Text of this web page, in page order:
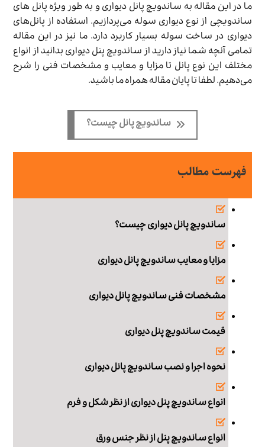
ما در این مقاله به ساندویچ پانل دیواری و به طور ویژه پانل های
ساندویچی از نوع دیواری سوله می‌پردازیم. استفاده از پانل‌های
دیواری در ساخت سوله بسیار کاربرد دارد. ما نیز در این مقاله
تمامی آنچه شما نیاز دارید از ساندویچ پنل دیواری بدانید از انواع
مختلف این نوع پانل تا مزایا و معایب و مشخصات فنی را شرح
می‌دهیم. لطفا تا پایان مقاله همراه ما باشید.
ساندویچ پانل چیست؟
فهرست مطالب
ساندویچ پانل دیواری چیست؟
مزایا و معایب ساندویچ پانل دیواری
مشخصات فنی ساندویچ پانل دیواری
قیمت ساندویچ پنل دیواری
نحوه اجرا و نصب ساندویچ پانل دیواری
انواع ساندویچ پنل دیواری از نظر شکل و فرم
انواع ساندویچ پنل از نظر جنس ورق